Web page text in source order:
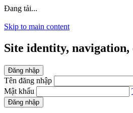
Đang tải...
Skip to main content
Site identity, navigation,
Đăng nhập
Tên đăng nhập
Mật khẩu
Đăng nhập